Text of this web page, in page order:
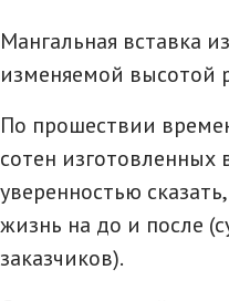
Мангальная вставка
изменяемой высотой
По прошествии
сотен изготовленных
уверенностью
жизнь на до и после
заказчиков).